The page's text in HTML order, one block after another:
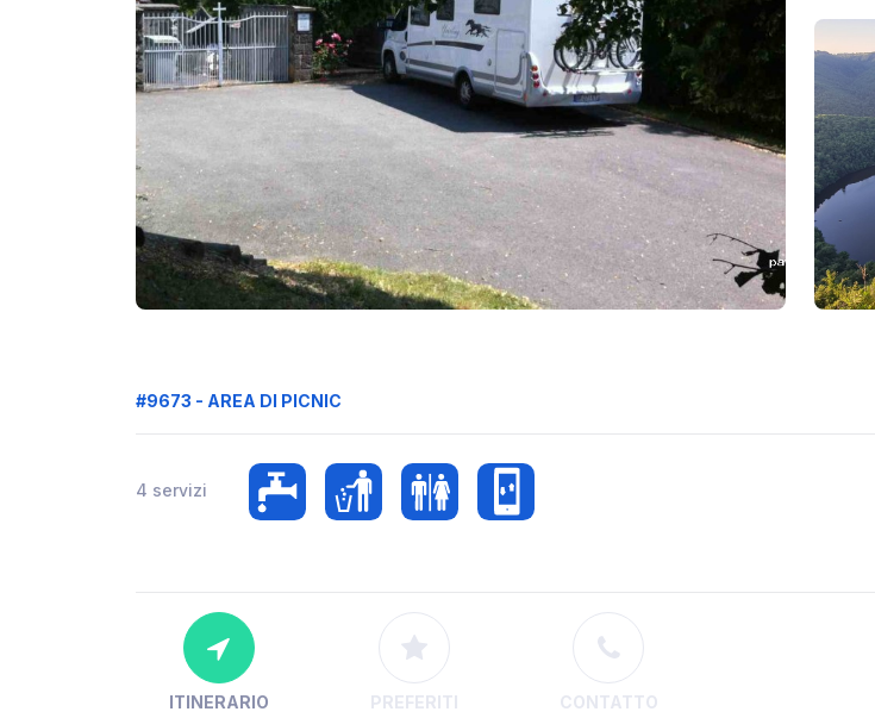
#9673 - AREA DI PICNIC
4 servizi
ITINERARIO PREFERITI CONTATTO